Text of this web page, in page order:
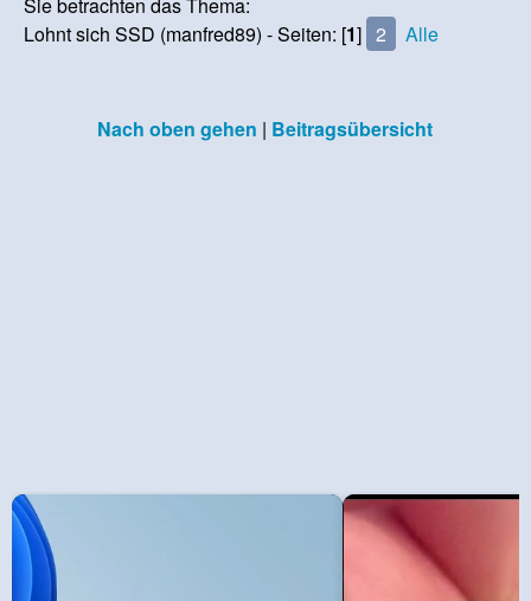
Lohnt sich SSD (manfred89) - Seiten: [1] 2 Alle
Nach oben gehen | Beitragsübersicht